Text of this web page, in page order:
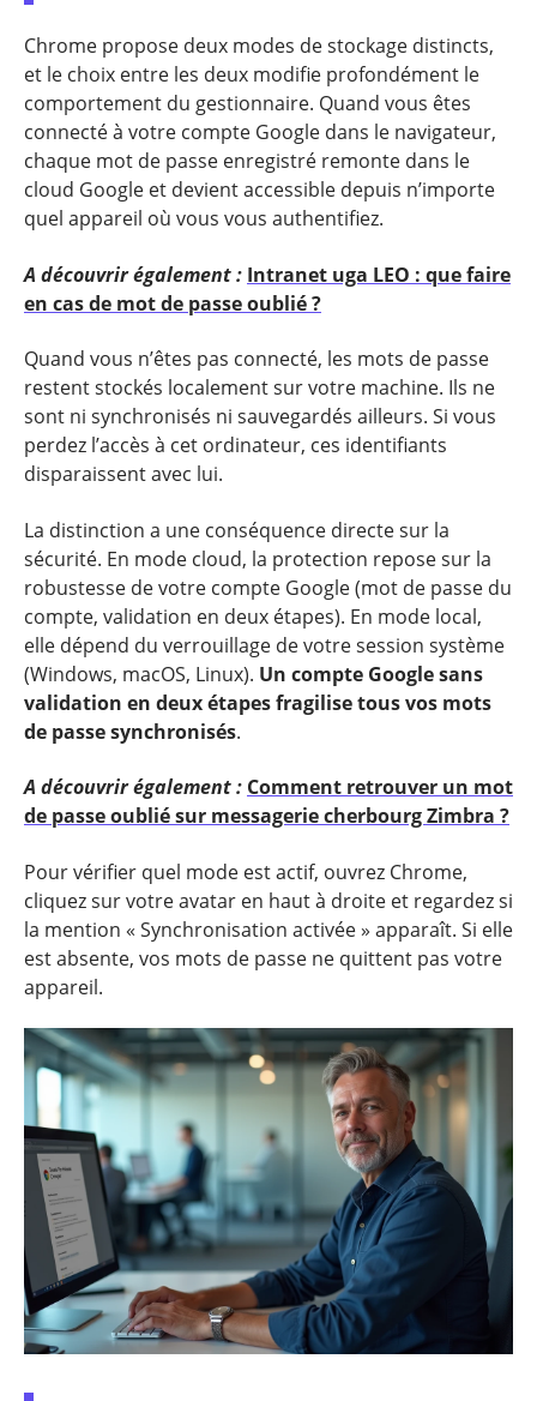
Chrome propose deux modes de stockage distincts,
et le choix entre les deux modifie profondément le
comportement du gestionnaire. Quand vous êtes
connecté à votre compte Google dans le navigateur,
chaque mot de passe enregistré remonte dans le
cloud Google et devient accessible depuis n’importe
quel appareil où vous vous authentifiez.
A découvrir également : Intranet uga LEO : que faire
en cas de mot de passe oublié ?
Quand vous n’êtes pas connecté, les mots de passe
restent stockés localement sur votre machine. Ils ne
sont ni synchronisés ni sauvegardés ailleurs. Si vous
perdez l’accès à cet ordinateur, ces identifiants
disparaissent avec lui.
La distinction a une conséquence directe sur la
sécurité. En mode cloud, la protection repose sur la
robustesse de votre compte Google (mot de passe du
compte, validation en deux étapes). En mode local,
elle dépend du verrouillage de votre session système
(Windows, macOS, Linux). Un compte Google sans
validation en deux étapes fragilise tous vos mots
de passe synchronisés.
A découvrir également : Comment retrouver un mot
de passe oublié sur messagerie cherbourg Zimbra ?
Pour vérifier quel mode est actif, ouvrez Chrome,
cliquez sur votre avatar en haut à droite et regardez si
la mention « Synchronisation activée » apparaît. Si elle
est absente, vos mots de passe ne quittent pas votre
appareil.